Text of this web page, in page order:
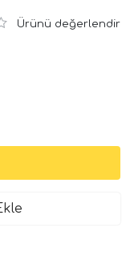
Ürünü değerlendir